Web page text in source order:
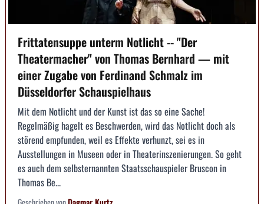
Frittatensuppe unterm Notlicht -- "Der
Theatermacher" von Thomas Bernhard — mit
einer Zugabe von Ferdinand Schmalz im
Düsseldorfer Schauspielhaus
Mit dem Notlicht und der Kunst ist das so eine Sache!
Regelmäßig hagelt es Beschwerden, wird das Notlicht doch als
störend empfunden, weil es Effekte verhunzt, sei es in
Ausstellungen in Museen oder in Theaterinszenierungen. So geht
es auch dem selbsternannten Staatsschauspieler Bruscon in
Thomas Be...